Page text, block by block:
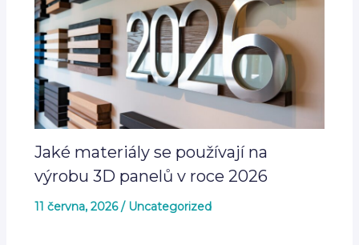
Jaké materiály se používají na
výrobu 3D panelů v roce 2026
11 června, 2026/ Uncategorized